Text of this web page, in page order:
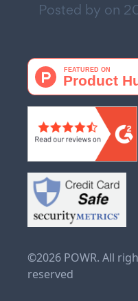
Posted by on
©2026 POWR. All
reserved